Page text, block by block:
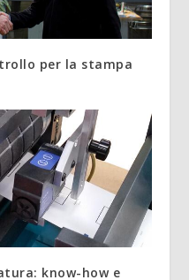
per la stampa
know-how e